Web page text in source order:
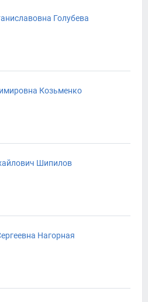
Голубева
Козьменко
Шипилов
Нагорная